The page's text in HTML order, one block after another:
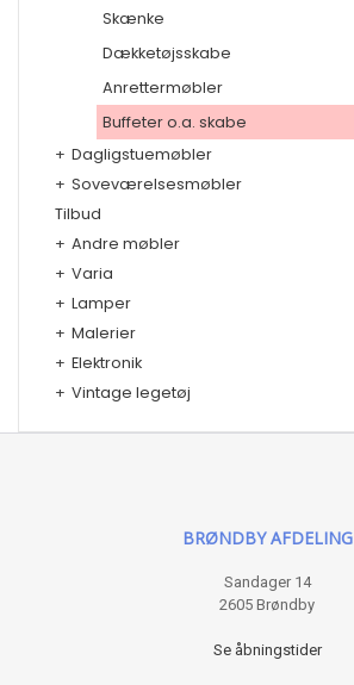
Skænke
Dækketøjsskabe
Anrettermøbler
Buffeter o.a. skabe
+ Dagligstuemøbler
+ Soveværelsesmøbler
Tilbud
+ Andre møbler
+ Varia
+ Lamper
+ Malerier
+ Elektronik
+ Vintage legetøj
BRØNDBY AFDELING
Sandager 14
2605 Brøndby
Se åbningstider